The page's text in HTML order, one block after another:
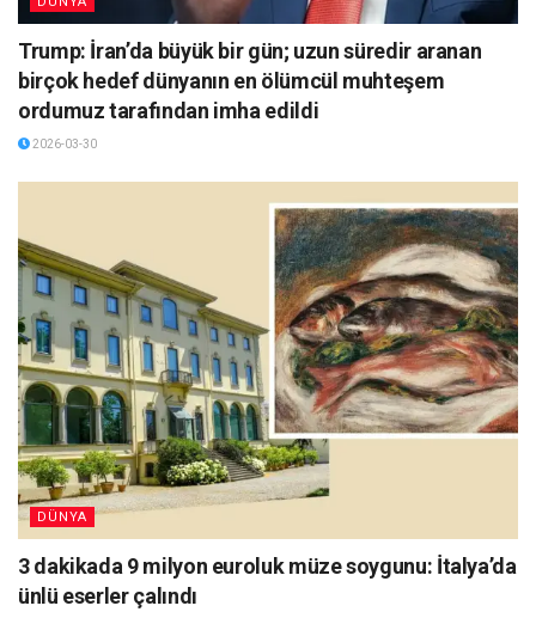
Trump: İran’da büyük bir gün; uzun süredir aranan
birçok hedef dünyanın en ölümcül muhteşem
ordumuz tarafından imha edildi
2026-03-30
DÜNYA
3 dakikada 9 milyon euroluk müze soygunu: İtalya’da
ünlü eserler çalındı